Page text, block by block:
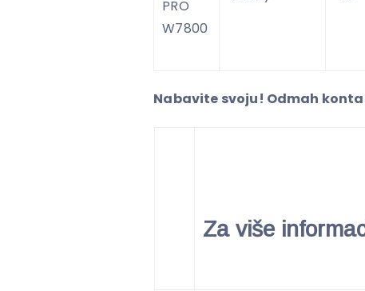
PRO
W7800
Nabavite svoju! Odmah
Za više